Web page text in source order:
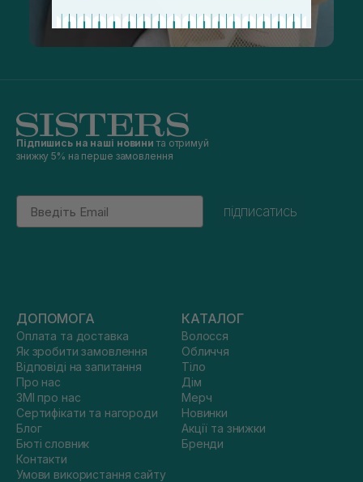
Підпишись на наші новини та отримуй
знижку 5% на перше замовлення
Email
підписатись
ДОПОМОГА
Оплата та доставка
Як зробити замовлення
Відповіді на запитання
Про нас
ЗМІ про нас
Сертифікати та нагороди
Блог
Бюті словник
Контакти
Умови використання сайту
КАТАЛОГ
Волосся
Обличчя
Тіло
Дім
Мерч
Новинки
Акції та знижки
Бренди